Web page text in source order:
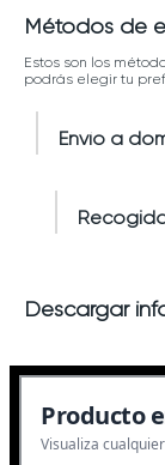
Métodos de
Estos son los
podrás elegir tu
Envío a
Descargar